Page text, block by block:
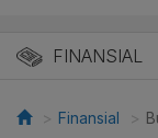
FINANSIAL
Finansial